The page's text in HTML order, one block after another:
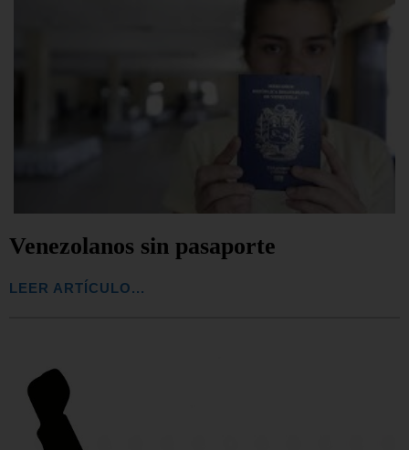
Venezolanos sin pasaporte
LEER ARTÍCULO...